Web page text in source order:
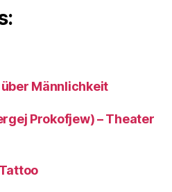
Männlichkeit
Prokofjew) – Theater